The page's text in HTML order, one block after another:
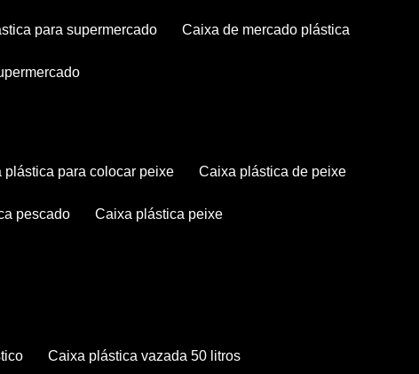
para supermercado caixa de mercado plástica
plástica para colocar peixe caixa plástica de peixe
pescado caixa plástica peixe
caixa plástica vazada 50 litros